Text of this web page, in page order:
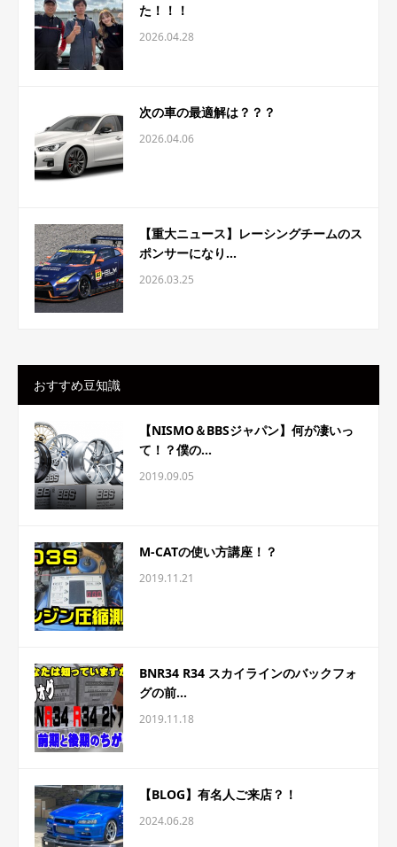
た！！！
2026.04.28
次の車の最適解は？？？
2026.04.06
【重大ニュース】レーシングチームのス
ポンサーになり...
2026.03.25
おすすめ豆知識
【NISMO＆BBSジャパン】何が凄いっ
て！？僕の...
2019.09.05
M-CATの使い方講座！？
2019.11.21
BNR34 R34 スカイラインのバックフォ
グの前...
2019.11.18
【BLOG】有名人ご来店？！
2024.06.28